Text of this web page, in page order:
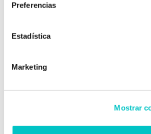
Preferencias
Estadística
Marketing
Mostrar
paso hacia tu